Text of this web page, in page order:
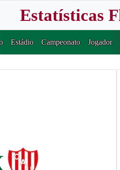
Estatísticas
Estádio Campeonato Jogador